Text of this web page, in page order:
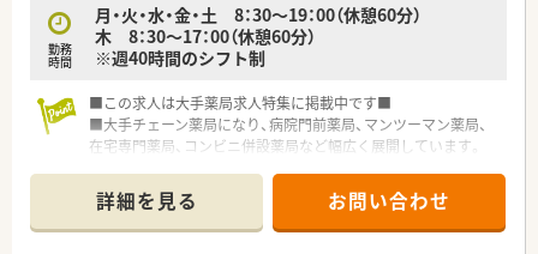
勤務
時間
月・火・水・金・土 8：30～19：00（休憩60分）
木 8：30～17：00（休憩60分）
※週40時間のシフト制
■この求人は大手薬局求人特集に掲載中です■
■大手チェーン薬局になり、病院門前薬局、マンツーマン薬局、
在宅専門薬局、コンビニ併設薬局など幅広く展開しています。
■階層ごとの研修制度もあり、質の高い薬剤師の育成にも力を入
れています。
詳細を見る お問い合わせ